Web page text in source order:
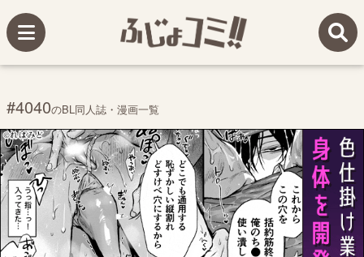
#4040のBL同人誌・漫画一覧